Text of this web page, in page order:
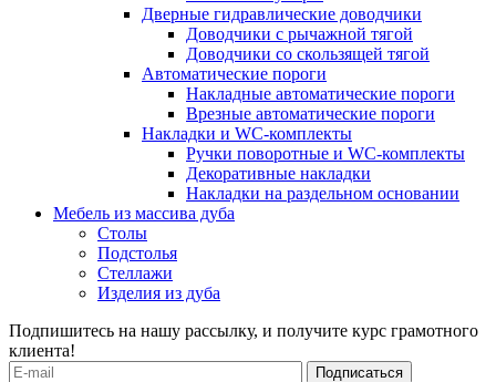
Дверные гидравлические доводчики
Доводчики с рычажной тягой
Доводчики со скользящей тягой
Автоматические пороги
Накладные автоматические пороги
Врезные автоматические пороги
Накладки и WC-комплекты
Ручки поворотные и WC-комплекты
Декоративные накладки
Накладки на раздельном основании
Мебель из массива дуба
Столы
Подстолья
Стеллажи
Изделия из дуба
Подпишитесь на нашу рассылку, и получите курс грамотного
клиента!